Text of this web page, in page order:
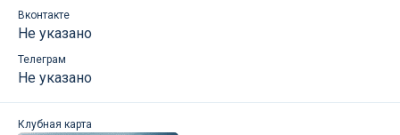
Вконтакте
Не указано
Телеграм
Не указано
Клубная карта